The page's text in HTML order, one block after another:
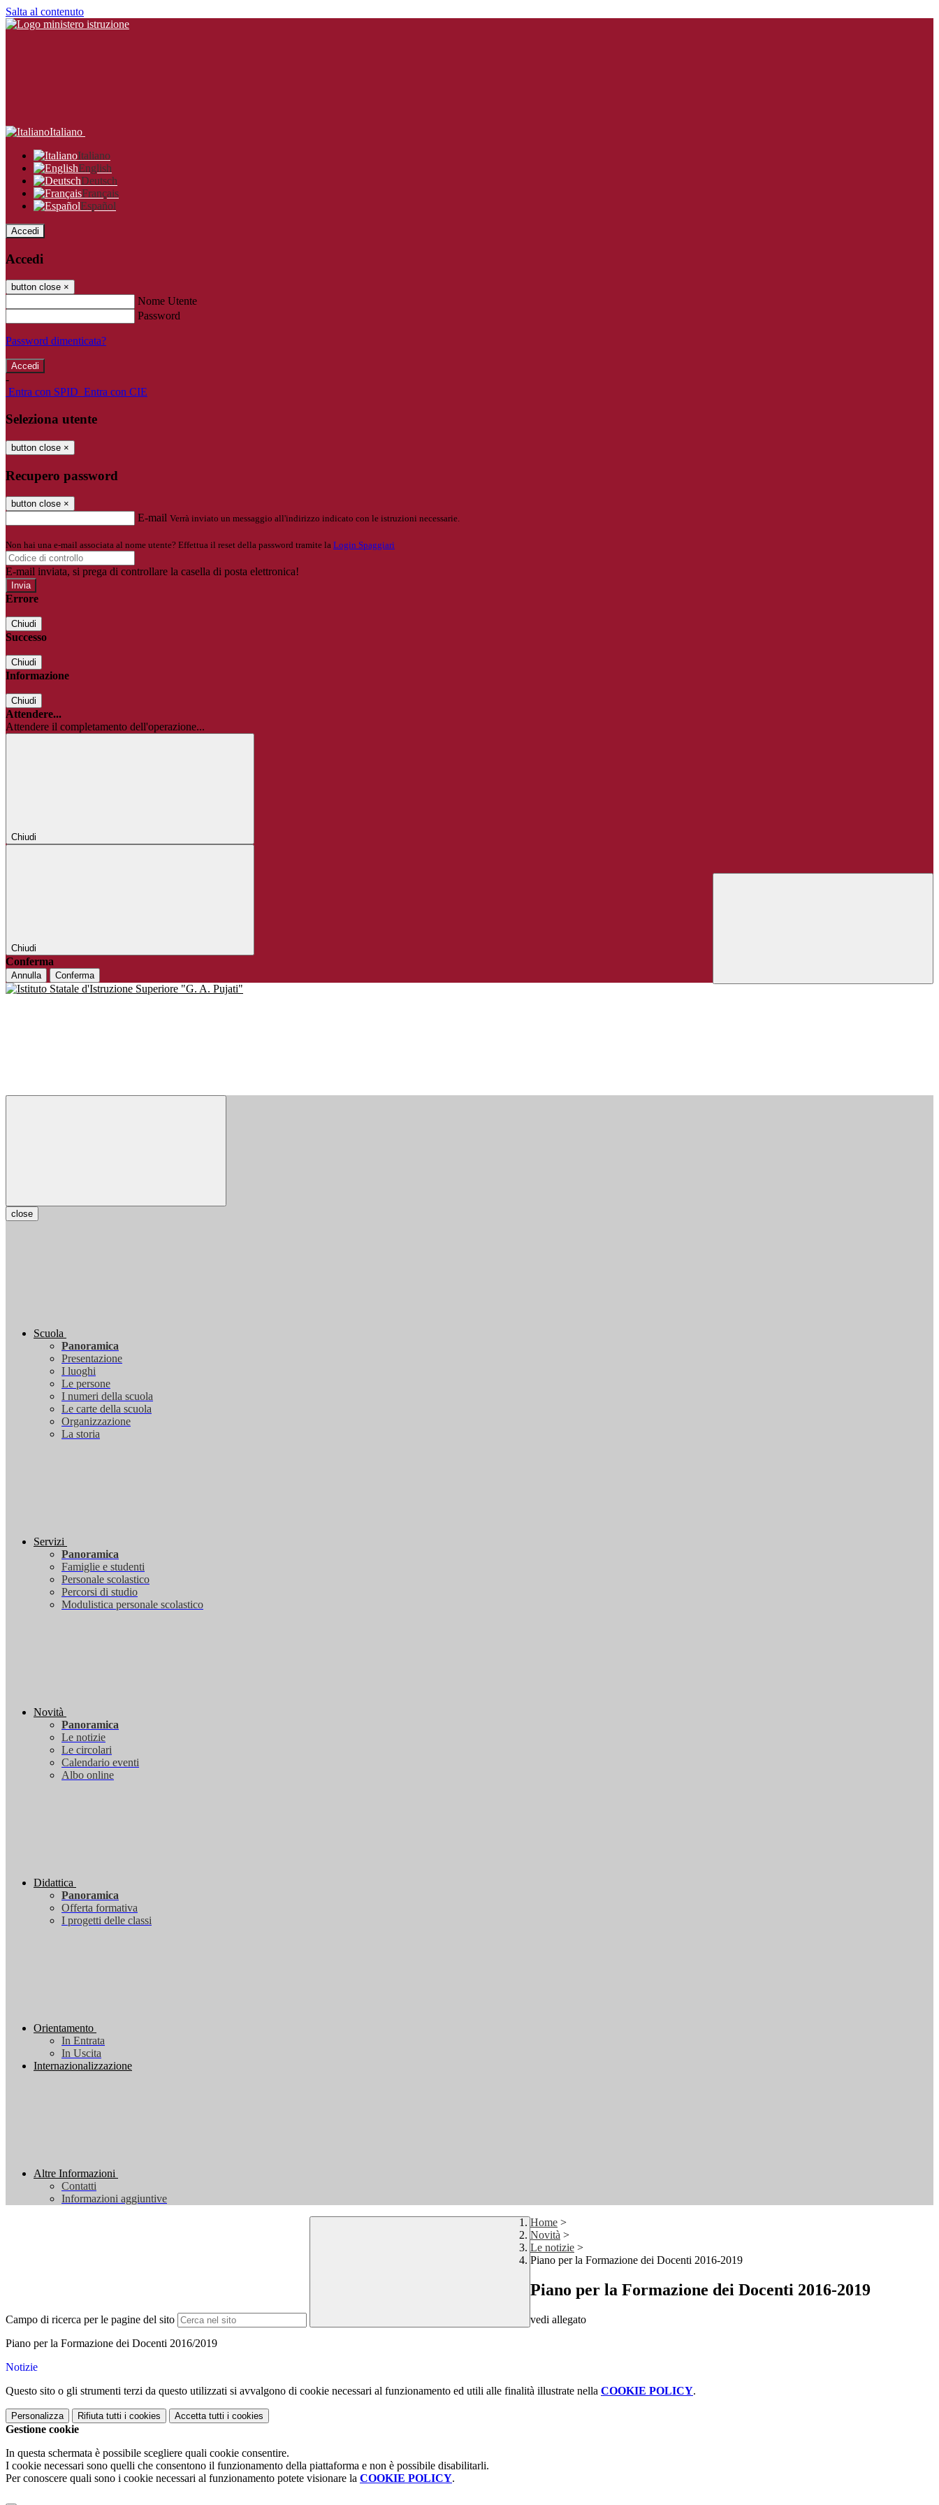
Salta al contenuto
Italiano
Italiano
English
Deutsch
Français
Español
Accedi
Accedi
button close ×
Nome Utente
Password
Password dimenticata?
-
Entra con SPID Entra con CIE
Seleziona utente
button close ×
Recupero password
button close ×
E-mail Verrà inviato un messaggio all'indirizzo indicato con le istruzioni necessarie.
Non hai una e-mail associata al nome utente? Effettua il reset della password tramite la Login Spaggiari
E-mail inviata, si prega di controllare la casella di posta elettronica!
Errore
Chiudi
Successo
Chiudi
Informazione
Chiudi
Attendere...
Attendere il completamento dell'operazione...
Chiudi
Chiudi
Conferma
Annulla Conferma
close
Scuola
Panoramica
Presentazione
I luoghi
Le persone
I numeri della scuola
Le carte della scuola
Organizzazione
La storia
Servizi
Panoramica
Famiglie e studenti
Personale scolastico
Percorsi di studio
Modulistica personale scolastico
Novità
Panoramica
Le notizie
Le circolari
Calendario eventi
Albo online
Didattica
Panoramica
Offerta formativa
I progetti delle classi
Orientamento
In Entrata
In Uscita
Internazionalizzazione
Altre Informazioni
Contatti
Informazioni aggiuntive
Campo di ricerca per le pagine del sito
Home >
Novità >
Le notizie >
Piano per la Formazione dei Docenti 2016-2019
Piano per la Formazione dei Docenti 2016-2019
vedi allegato
Piano per la Formazione dei Docenti 2016/2019
Notizie
Questo sito o gli strumenti terzi da questo utilizzati si avvalgono di cookie necessari al funzionamento ed utili alle finalità illustrate nella COOKIE POLICY.
Personalizza Rifiuta tutti i cookies Accetta tutti i cookies
Gestione cookie
In questa schermata è possibile scegliere quali cookie consentire.
I cookie necessari sono quelli che consentono il funzionamento della piattaforma e non è possibile disabilitarli.
Per conoscere quali sono i cookie necessari al funzionamento potete visionare la COOKIE POLICY.